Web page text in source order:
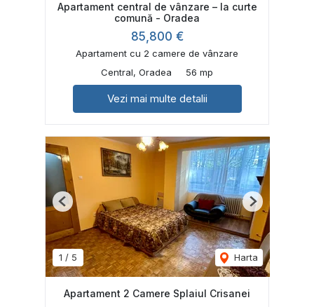
Apartament central de vânzare – la curte
comună - Oradea
85,800 €
Apartament cu 2 camere de vânzare
Central, Oradea
56 mp
Vezi mai multe detalii
1 / 5 Harta
Previous Next
Apartament 2 Camere Splaiul Crisanei